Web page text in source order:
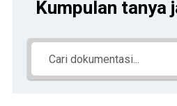
Kumpulan tanya